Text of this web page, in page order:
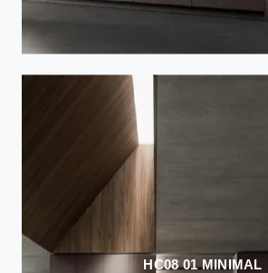
HC08 01 MINIMAL